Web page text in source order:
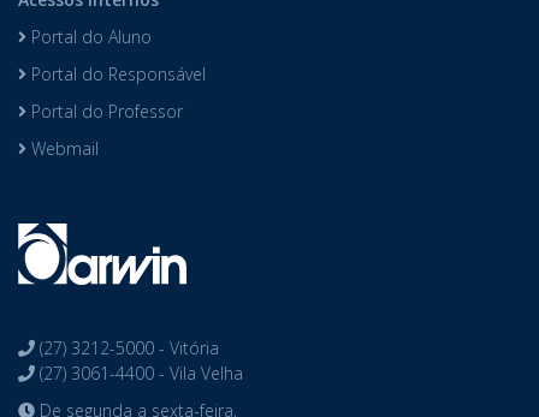
Portal do Aluno
Portal do Responsável
Portal do Professor
Webmail
(27) 3212-5000 - Vitória
(27) 3061-4400 - Vila Velha
De segunda a sexta-feira,